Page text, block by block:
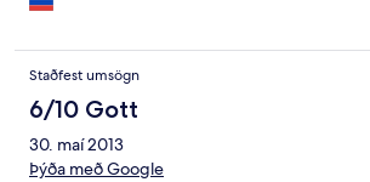
Staðfest umsögn
6/10 Gott
30. maí 2013
Þýða með Google